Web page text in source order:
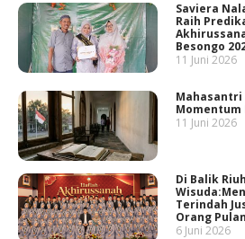
Saviera
Raih
Besongo
11 Juni 2026
Mahasantri
Momentum
11 Juni 2026
Di Balik
Terindah
Orang
6 Juni 2026